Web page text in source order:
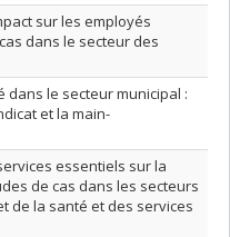
sur les employés
dans le secteur des
dans le secteur municipal :
et la main-
essentiels sur la
de cas dans les secteurs
de la santé et des services